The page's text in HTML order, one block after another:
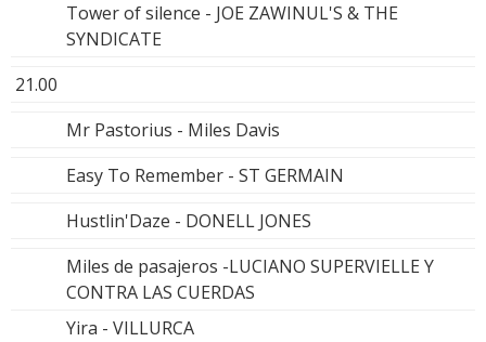
Tower of silence - JOE ZAWINUL'S & THE
SYNDICATE
21.00
Mr Pastorius - Miles Davis
Easy To Remember - ST GERMAIN
Hustlin'Daze - DONELL JONES
Miles de pasajeros -LUCIANO SUPERVIELLE Y
CONTRA LAS CUERDAS
Yira - VILLURCA